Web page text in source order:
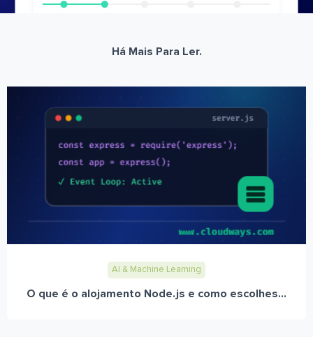
Há Mais Para Ler.
AI & Machine Learning
O que é o alojamento Node.js e como escolhes...